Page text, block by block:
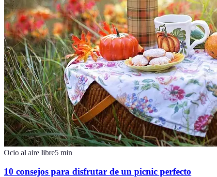
Ocio al aire libre5 min
10 consejos para disfrutar de un picnic perfecto